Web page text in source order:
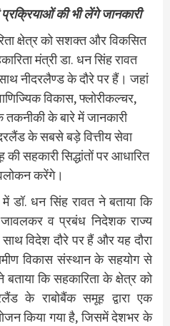
की भी लेंगे जानकारी
क्षेत्र को सशक्त और विकसित
मंत्री डा. धन सिंह रावत
नीदरलैण्ड के दौरे पर हैं। जहां
विकास, फ्लोरीकल्चर,
तकनीकी के बारे में जानकारी
के सबसे बड़े वित्तीय सेवा
सहकारी सिद्धांतों पर आधारित
करेंगे।
डॉ. धन सिंह रावत ने बताया कि
जावलकर व प्रबंध निदेशक राज्य
विदेश दौरे पर हैं और यह दौरा
विकास संस्थान के सहयोग से
कि सहकारिता के क्षेत्र को
के राबोबैंक समूह द्वारा एक
किया गया है, जिसमें देशभर के